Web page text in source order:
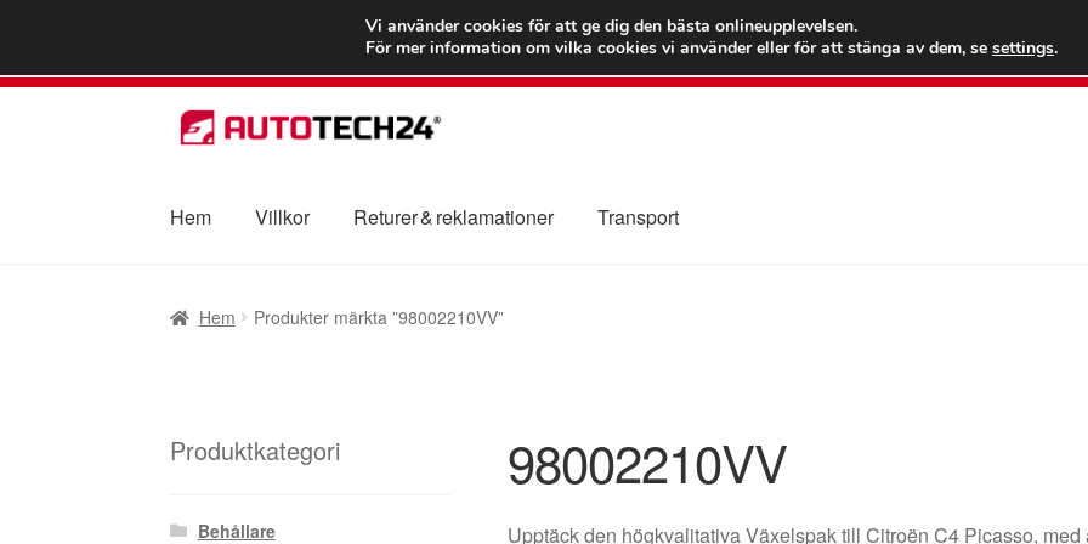
FRAKT från 75 kr
Ring
Hoppa
till
Hoppa
till
Hem Villkor Returer & reklamationer Transport
Hem Produkter märkta ”98002210VV”
98002210VV
Upptäck den högkvalitativa Växelspak till Citroën C4 Picasso,
Produktkategori
Behållare
Vi använder cookies för att ge dig den bästa onlineupplevelsen.
För mer information om vilka cookies vi använder eller för att stänga av dem, se settings.